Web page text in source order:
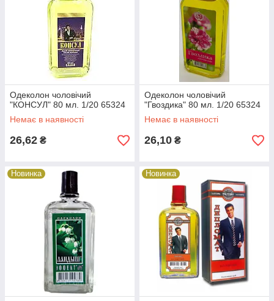
Одеколон чоловічий
"КОНСУЛ" 80 мл. 1/20 65324
Немає в наявності
26,62 ₴
Одеколон чоловічий
"Гвоздика" 80 мл. 1/20 65324
Немає в наявності
26,10 ₴
Новинка Новинка